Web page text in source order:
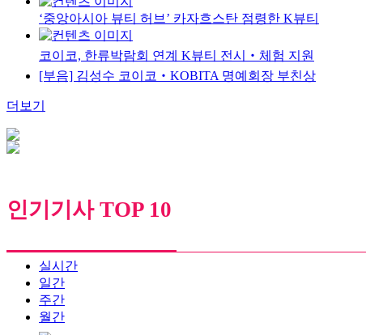
‘중앙아시아 뷰티 허브’ 카자흐스탄 점령한 K뷰티
코이코, 한류박람회 연계 K뷰티 전시‧체험 지원
[부음] 김성수 코이코‧KOBITA 명예회장 부친상
더보기
인기기사 TOP 10
실시간
일간
주간
월간